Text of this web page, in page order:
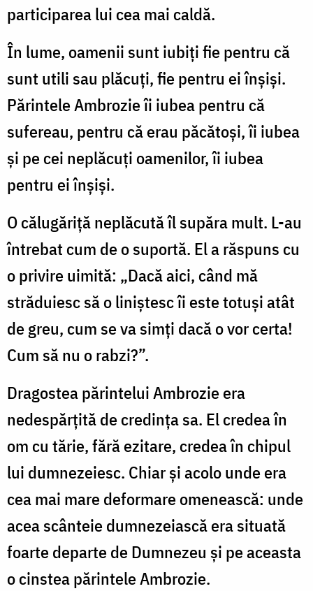
participarea lui cea mai caldă.
În lume, oamenii sunt iubiți fie pentru că
sunt utili sau plăcuți, fie pentru ei înșiși.
Părintele Ambrozie îi iubea pentru că
sufereau, pentru că erau păcătoși, îi iubea
și pe cei neplăcuți oamenilor, îi iubea
pentru ei înșiși.
O călugăriță neplăcută îl supăra mult. L-au
întrebat cum de o suportă. El a răspuns cu
o privire uimită: „Dacă aici, când mă
străduiesc să o liniștesc îi este totuși atât
de greu, cum se va simți dacă o vor certa!
Cum să nu o rabzi?”.
Dragostea părintelui Ambrozie era
nedespărțită de credința sa. El credea în
om cu tărie, fără ezitare, credea în chipul
lui dumnezeiesc. Chiar și acolo unde era
cea mai mare deformare omenească: unde
acea scânteie dumnezeiască era situată
foarte departe de Dumnezeu și pe aceasta
o cinstea părintele Ambrozie.